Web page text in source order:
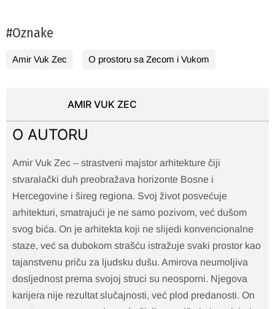
#Oznake
Amir Vuk Zec O prostoru sa Zecom i Vukom
AMIR VUK ZEC
O AUTORU
Amir Vuk Zec – strastveni majstor arhitekture čiji
stvaralački duh preobražava horizonte Bosne i
Hercegovine i šireg regiona. Svoj život posvećuje
arhitekturi, smatrajući je ne samo pozivom, već dušom
svog bića. On je arhitekta koji ne slijedi konvencionalne
staze, već sa dubokom strašću istražuje svaki prostor kao
tajanstvenu priču za ljudsku dušu. Amirova neumoljiva
dosljednost prema svojoj struci su neosporni. Njegova
karijera nije rezultat slučajnosti, već plod predanosti. On